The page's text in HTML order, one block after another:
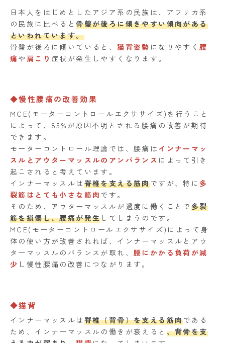
日本人をはじめとしたアジア系の民族は、アフリカ系
の民族に比べると骨盤が後ろに傾きやすい傾向がある
といわれています。
骨盤が後ろに傾いていると、猫背姿勢 になりやすく腰
痛や 肩こり 症状が発生しやすくなります。
◆慢性腰痛の改善効果
MCE(モーターコントロールエクササイズ)を行うこと
によって、85%が原因不明とされる腰痛の改善が期待
できます。
モーターコントロール理論では、腰痛は インナーマッ
スルとアウターマッスルのアンバランス によって引き
起こされると考えています。
インナーマッスルは 脊椎を支える筋肉ですが、特に 多
裂筋はとても小さな筋肉 です。
そのため、アウターマッスルが過度に働くことで 多裂
筋を損傷し、腰痛が発生 してしまうのです。
MCE(モーターコントロールエクササイズ)によって身
体の使い方が改善されれば、インナーマッスルとアウ
ターマッスルのバランスが取れ、 腰にかかる負荷が減
少 し慢性腰痛の改善につながります。
◆猫背
インナーマッスルは 脊椎（背骨）を支える筋肉である
ため、インナーマッスルの働きが衰えると 、背骨を支